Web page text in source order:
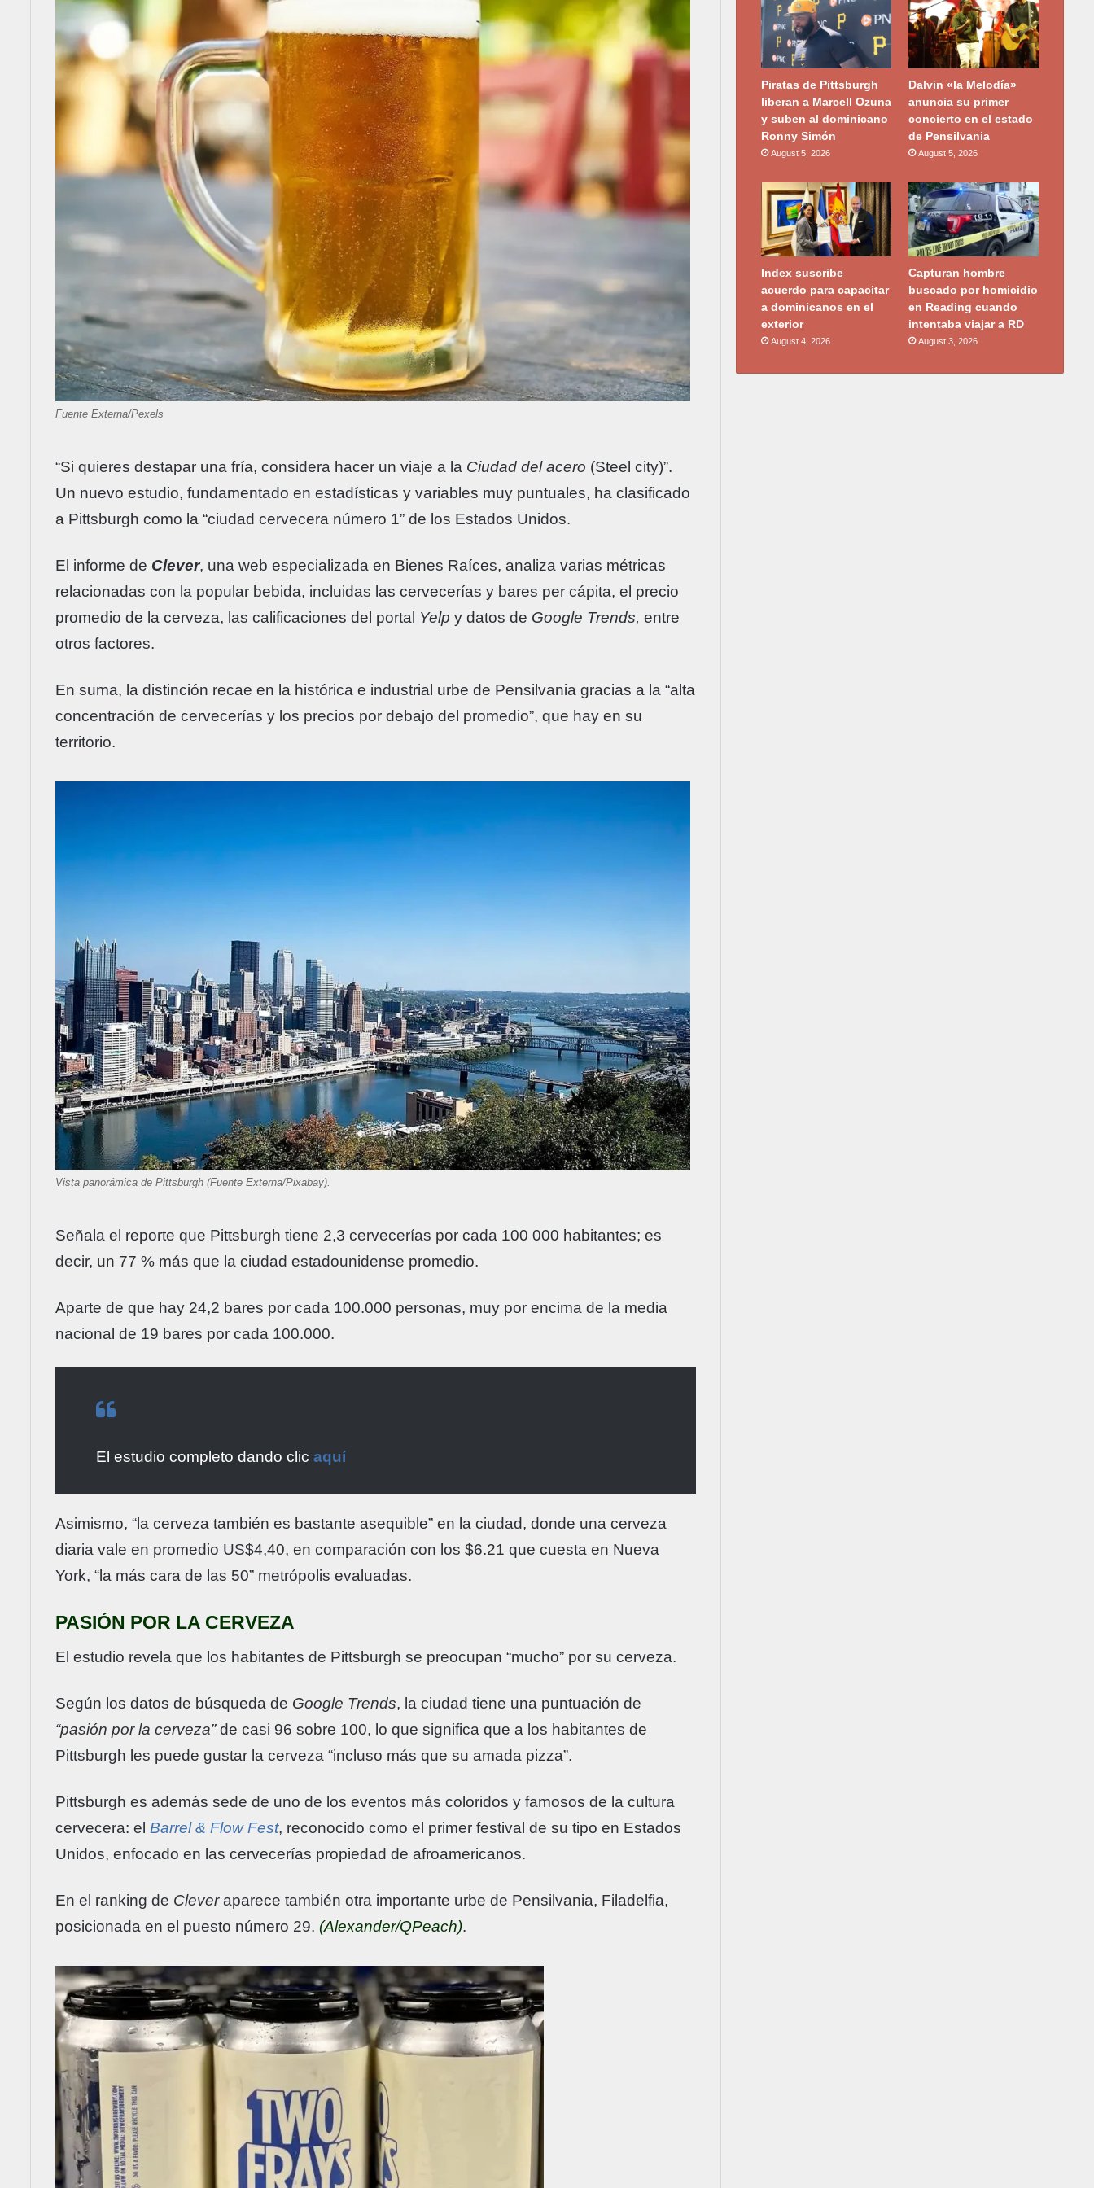
Fuente Externa/Pexels
“Si quieres destapar una fría, considera hacer un viaje a la Ciudad del acero (Steel city)”.
Un nuevo estudio, fundamentado en estadísticas y variables muy puntuales, ha clasificado
a Pittsburgh como la “ciudad cervecera número 1” de los Estados Unidos.
El informe de Clever, una web especializada en Bienes Raíces, analiza varias métricas
relacionadas con la popular bebida, incluidas las cervecerías y bares per cápita, el precio
promedio de la cerveza, las calificaciones del portal Yelp y datos de Google Trends, entre
otros factores.
En suma, la distinción recae en la histórica e industrial urbe de Pensilvania gracias a la “alta
concentración de cervecerías y los precios por debajo del promedio”, que hay en su
territorio.
Vista panorámica de Pittsburgh (Fuente Externa/Pixabay).
Señala el reporte que Pittsburgh tiene 2,3 cervecerías por cada 100 000 habitantes; es
decir, un 77 % más que la ciudad estadounidense promedio.
Aparte de que hay 24,2 bares por cada 100.000 personas, muy por encima de la media
nacional de 19 bares por cada 100.000.
El estudio completo dando clic aquí
Asimismo, “la cerveza también es bastante asequible” en la ciudad, donde una cerveza
diaria vale en promedio US$4,40, en comparación con los $6.21 que cuesta en Nueva
York, “la más cara de las 50” metrópolis evaluadas.
PASIÓN POR LA CERVEZA
El estudio revela que los habitantes de Pittsburgh se preocupan “mucho” por su cerveza.
Según los datos de búsqueda de Google Trends, la ciudad tiene una puntuación de
“pasión por la cerveza”de casi 96 sobre 100, lo que significa que a los habitantes de
Pittsburgh les puede gustar la cerveza “incluso más que su amada pizza”.
Pittsburgh es además sede de uno de los eventos más coloridos y famosos de la cultura
cervecera: el Barrel & Flow Fest, reconocido como el primer festival de su tipo en Estados
Unidos, enfocado en las cervecerías propiedad de afroamericanos.
En el ranking de Cleveraparece también otra importante urbe de Pensilvania, Filadelfia,
posicionada en el puesto número 29. (Alexander/QPeach).
Piratas de Pittsburgh
liberan a Marcell Ozuna
y suben al dominicano
Ronny Simón
August 5, 2026
Dalvin «la Melodía»
anuncia su primer
concierto en el estado
de Pensilvania
August 5, 2026
Index suscribe
acuerdo para capacitar
a dominicanos en el
exterior
August 4, 2026
Capturan hombre
buscado por homicidio
en Reading cuando
intentaba viajar a RD
August 3, 2026